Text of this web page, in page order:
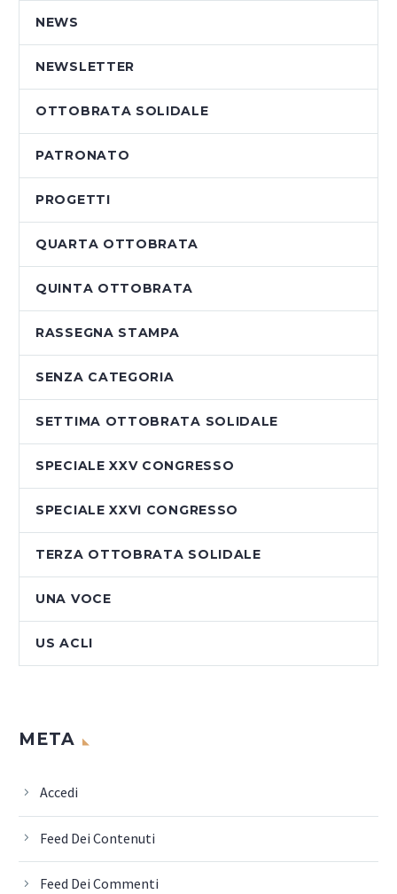
NEWS
NEWSLETTER
OTTOBRATA SOLIDALE
PATRONATO
PROGETTI
QUARTA OTTOBRATA
QUINTA OTTOBRATA
RASSEGNA STAMPA
SENZA CATEGORIA
SETTIMA OTTOBRATA SOLIDALE
SPECIALE XXV CONGRESSO
SPECIALE XXVI CONGRESSO
TERZA OTTOBRATA SOLIDALE
UNA VOCE
US ACLI
META
Accedi
Feed Dei Contenuti
Feed Dei Commenti